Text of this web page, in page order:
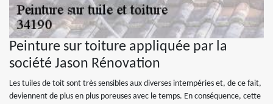
Peinture sur toiture appliquée par la
société Jason Rénovation
Les tuiles de toit sont très sensibles aux diverses intempéries et, de ce fait,
deviennent de plus en plus poreuses avec le temps. En conséquence, cette